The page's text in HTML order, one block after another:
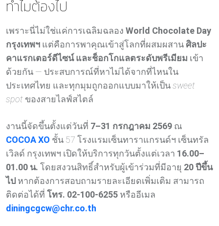
ทำไมต้องไป
เพราะนี่ไม่ใช่แค่การเฉลิมฉลอง World Chocolate Day
กรุงเทพฯ แต่คือการพาคุณเข้าสู่โลกที่ผสมผสาน ศิลปะ
คาแรกเตอร์ดีไซน์ และช็อกโกแลตระดับพรีเมียม เข้า
ด้วยกัน — ประสบการณ์ที่หาไม่ได้จากที่ไหนใน
ประเทศไทย และทุกมุมถูกออกแบบมาให้เป็นsweet
spot ของสายไลฟ์สไตล์
งานนี้จัดขึ้นตั้งแต่วันที่ 7–31 กรกฎาคม 2569 ณ
COCOA XO ชั้น 57 โรงแรมเซ็นทาราแกรนด์ฯ เซ็นทรัล
เวิลด์ กรุงเทพฯ เปิดให้บริการทุกวันตั้งแต่เวลา 16.00–
01.00 น. โดยสงวนสิทธิ์สำหรับผู้เข้าร่วมที่มีอายุ 20 ปีขึ้น
ไป หากต้องการสอบถามรายละเอียดเพิ่มเติม สามารถ
ติดต่อได้ที่ โทร. 02‑100‑6255 หรืออีเมล
diningcgcw@chr.co.th